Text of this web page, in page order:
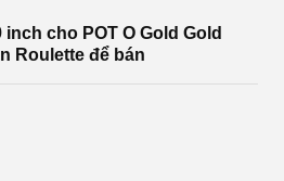
cho POT O Gold Gold
Roulette để bán